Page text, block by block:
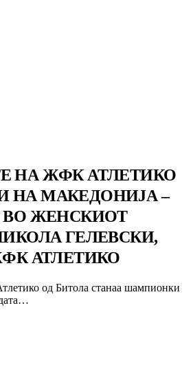
НА ЖФК АТЛЕТИКО
МАКЕДОНИЈА –
ВО ЖЕНСКИОТ
ГЕЛЕВСКИ,
АТЛЕТИКО
од Битола станаа шампионки